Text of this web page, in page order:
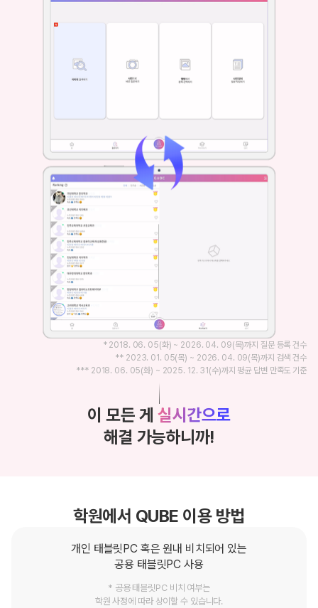
* 2018. 06. 05(화) ~ 2026. 04. 09(목)까지 질문 등록 건수
** 2023. 01. 05(목) ~ 2026. 04. 09(목)까지 검색 건수
*** 2018. 06. 05(화) ~ 2025. 12. 31(수)까지 평균 답변 만족도 기준
이 모든 게실시간으로
해결 가능하니까!
학원에서 QUBE 이용 방법
개인 태블릿PC 혹은 원내 비치되어 있는
공용 태블릿PC 사용
* 공용 태블릿PC 비치 여부는
학원 사정에 따라 상이할 수 있습니다.